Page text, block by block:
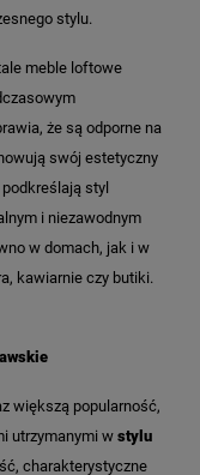
stylu.
meble loftowe
że są odporne na
swój estetyczny
styl
i niezawodnym
w domach, jak i w
kawiarnie czy butiki.
większą popularność,
utrzymanymi w stylu
charakterystyczne